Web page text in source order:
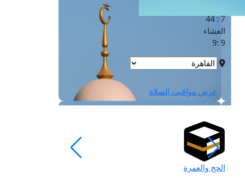
7 : 44
العشاء
9 :9
عرض مواقيت الصلاة
الحج والعمرة